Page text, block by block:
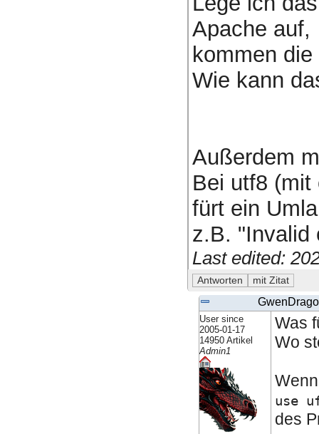
Apache auf,
kommen
Wie kann
Außerdem
Bei utf8 (mit
fürt ein
z.B. "Invalid
Last edited:
User since
2005-01-17
14950 Artikel
Admin1
Was
Wo
use
des